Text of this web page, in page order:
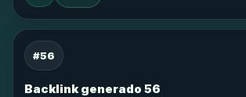
#56
Backlink generado 56